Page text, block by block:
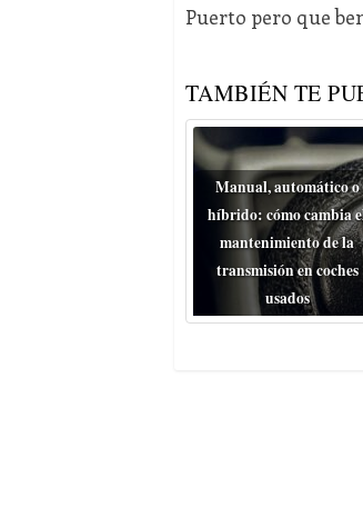
Puerto pero que
TAMBIÉN TE
Manual, automático o
híbrido: cómo cambia
mantenimiento de la
transmisión en coches
usados